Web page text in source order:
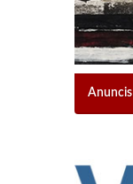
Anuncis